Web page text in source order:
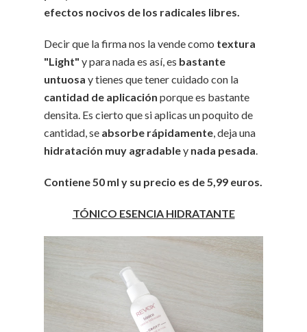
efectos nocivos de los radicales libres.
Decir que la firma nos la vende como textura
"Light" y para nada es así, es bastante
untuosa y tienes que tener cuidado con la
cantidad de aplicación porque es bastante
densita. Es cierto que si aplicas un poquito de
cantidad, se absorbe rápidamente, deja una
hidratación muy agradabley nada pesada.
Contiene 50 ml y su precio es de 5,99 euros.
TÓNICO ESENCIA HIDRATANTE